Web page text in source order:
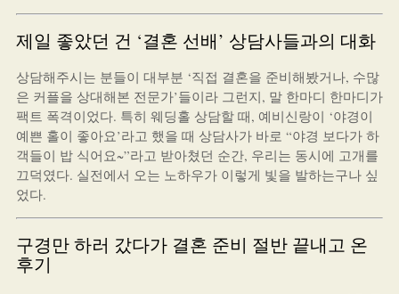
제일 좋았던 건 ‘결혼 선배’ 상담사들과의 대화
상담해주시는 분들이 대부분 ‘직접 결혼을 준비해봤거나, 수많
은 커플을 상대해본 전문가’들이라 그런지, 말 한마디 한마디가
팩트 폭격이었다. 특히 웨딩홀 상담할 때, 예비신랑이 ‘야경이
예쁜 홀이 좋아요’라고 했을 때 상담사가 바로 “야경 보다가 하
객들이 밥 식어요~”라고 받아쳤던 순간, 우리는 동시에 고개를
끄덕였다. 실전에서 오는 노하우가 이렇게 빛을 발하는구나 싶
었다.
구경만 하러 갔다가 결혼 준비 절반 끝내고 온
후기